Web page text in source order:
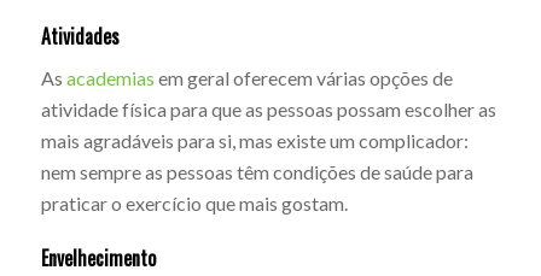
Atividades
As academias em geral oferecem várias opções de
atividade física para que as pessoas possam escolher as
mais agradáveis para si, mas existe um complicador:
nem sempre as pessoas têm condições de saúde para
praticar o exercício que mais gostam.
Envelhecimento